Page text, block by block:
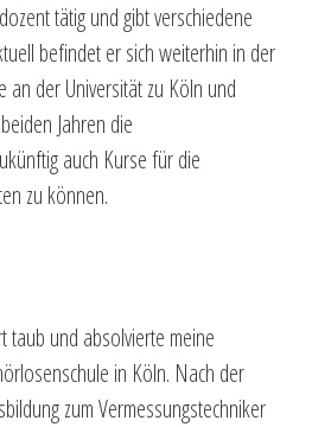
tätig und gibt verschiedene
befindet er sich weiterhin in der
an der Universität zu Köln und
Jahren die
auch Kurse für die
zu können.
taub und absolvierte meine
in Köln. Nach der
zum Vermessungstechniker